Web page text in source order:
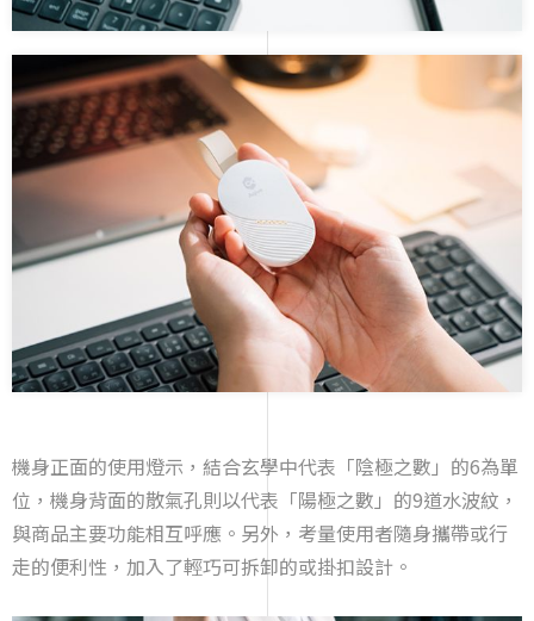
機身正面的使用燈示，結合玄學中代表「陰極之數」的6為單
位，機身背面的散氣孔則以代表「陽極之數」的9道水波紋，
與商品主要功能相互呼應。另外，考量使用者隨身攜帶或行
走的便利性，加入了輕巧可拆卸的或掛扣設計。